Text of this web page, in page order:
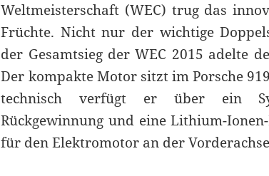
Weltmeisterschaft (WEC) trug das
Früchte. Nicht nur der wichtige
der Gesamtsieg der WEC 2015 adelte
Der kompakte Motor sitzt im Porsche
technisch verfügt er über ein
Rückgewinnung und eine Lithium-
für den Elektromotor an der